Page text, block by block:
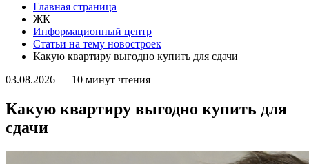
Главная страница
ЖК
Информационный центр
Статьи на тему новостроек
Какую квартиру выгодно купить для сдачи
03.08.2026 — 10 минут чтения
Какую квартиру выгодно купить для
сдачи